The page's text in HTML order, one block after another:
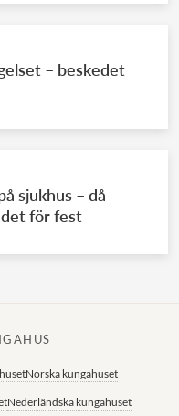
– beskedet
sjukhus – då
för fest
Norska kungahuset
Nederländska kungahuset